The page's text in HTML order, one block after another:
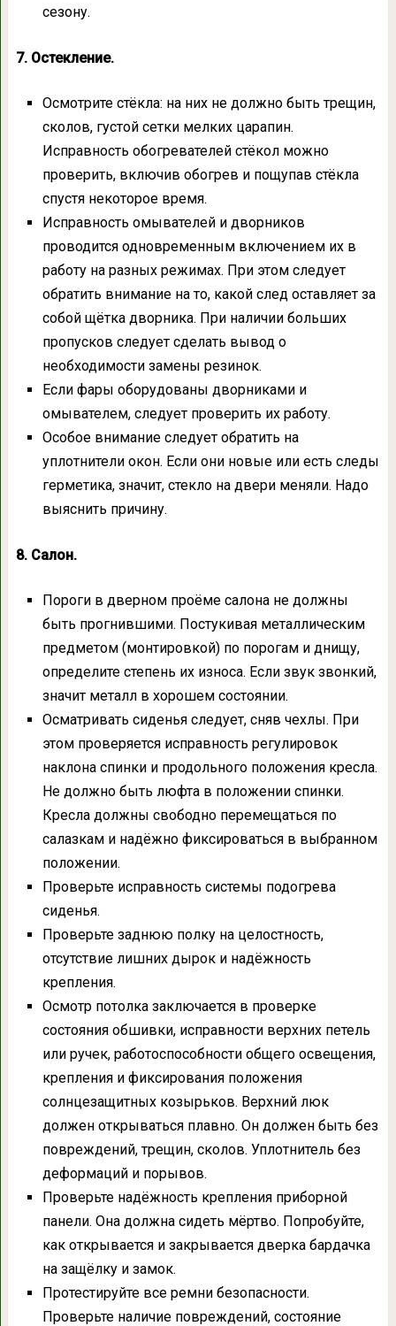
сезону.
7. Остекление.
Осмотрите стёкла: на них не должно быть трещин,
сколов, густой сетки мелких царапин.
Исправность обогревателей стёкол можно
проверить, включив обогрев и пощупав стёкла
спустя некоторое время.
Исправность омывателей и дворников
проводится одновременным включением их в
работу на разных режимах. При этом следует
обратить внимание на то, какой след оставляет за
собой щётка дворника. При наличии больших
пропусков следует сделать вывод о
необходимости замены резинок.
Если фары оборудованы дворниками и
омывателем, следует проверить их работу.
Особое внимание следует обратить на
уплотнители окон. Если они новые или есть следы
герметика, значит, стекло на двери меняли. Надо
выяснить причину.
8. Салон.
Пороги в дверном проёме салона не должны
быть прогнившими. Постукивая металлическим
предметом (монтировкой) по порогам и днищу,
определите степень их износа. Если звук звонкий,
значит металл в хорошем состоянии.
Осматривать сиденья следует, сняв чехлы. При
этом проверяется исправность регулировок
наклона спинки и продольного положения кресла.
Не должно быть люфта в положении спинки.
Кресла должны свободно перемещаться по
салазкам и надёжно фиксироваться в выбранном
положении.
Проверьте исправность системы подогрева
сиденья.
Проверьте заднюю полку на целостность,
отсутствие лишних дырок и надёжность
крепления.
Осмотр потолка заключается в проверке
состояния обшивки, исправности верхних петель
или ручек, работоспособности общего освещения,
крепления и фиксирования положения
солнцезащитных козырьков. Верхний люк
должен открываться плавно. Он должен быть без
повреждений, трещин, сколов. Уплотнитель без
деформаций и порывов.
Проверьте надёжность крепления приборной
панели. Она должна сидеть мёртво. Попробуйте,
как открывается и закрывается дверка бардачка
на защёлку и замок.
Протестируйте все ремни безопасности.
Проверьте наличие повреждений, состояние